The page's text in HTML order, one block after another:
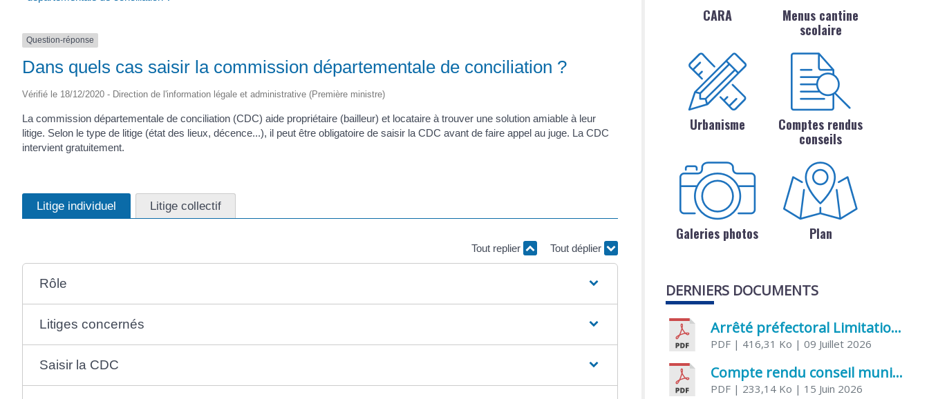
Question-réponse
Dans quels cas saisir la commission départementale de conciliation ?
Vérifié le 18/12/2020 - Direction de l'information légale et administrative (Première ministre)
La commission départementale de conciliation (CDC) aide propriétaire (bailleur) et locataire à trouver une solution amiable à leur
litige. Selon le type de litige (état des lieux, décence...), il peut être obligatoire de saisir la CDC avant de faire appel au juge. La CDC
intervient gratuitement.
Litige individuel Litige collectif
Tout replier Tout déplier
Rôle
Litiges concernés
Saisir la CDC
CARA
Menus cantine
scolaire
Urbanisme
Comptes rendus
conseils
Galeries photos Plan
DERNIERS DOCUMENTS
Arrêté préfectoral Limitation provisoire des usages de l’eau
PDF | 416,31 Ko | 09 Juillet 2026
Compte rendu conseil municipal 5 juin 2026 sénatoriale
PDF | 233,14 Ko | 15 Juin 2026